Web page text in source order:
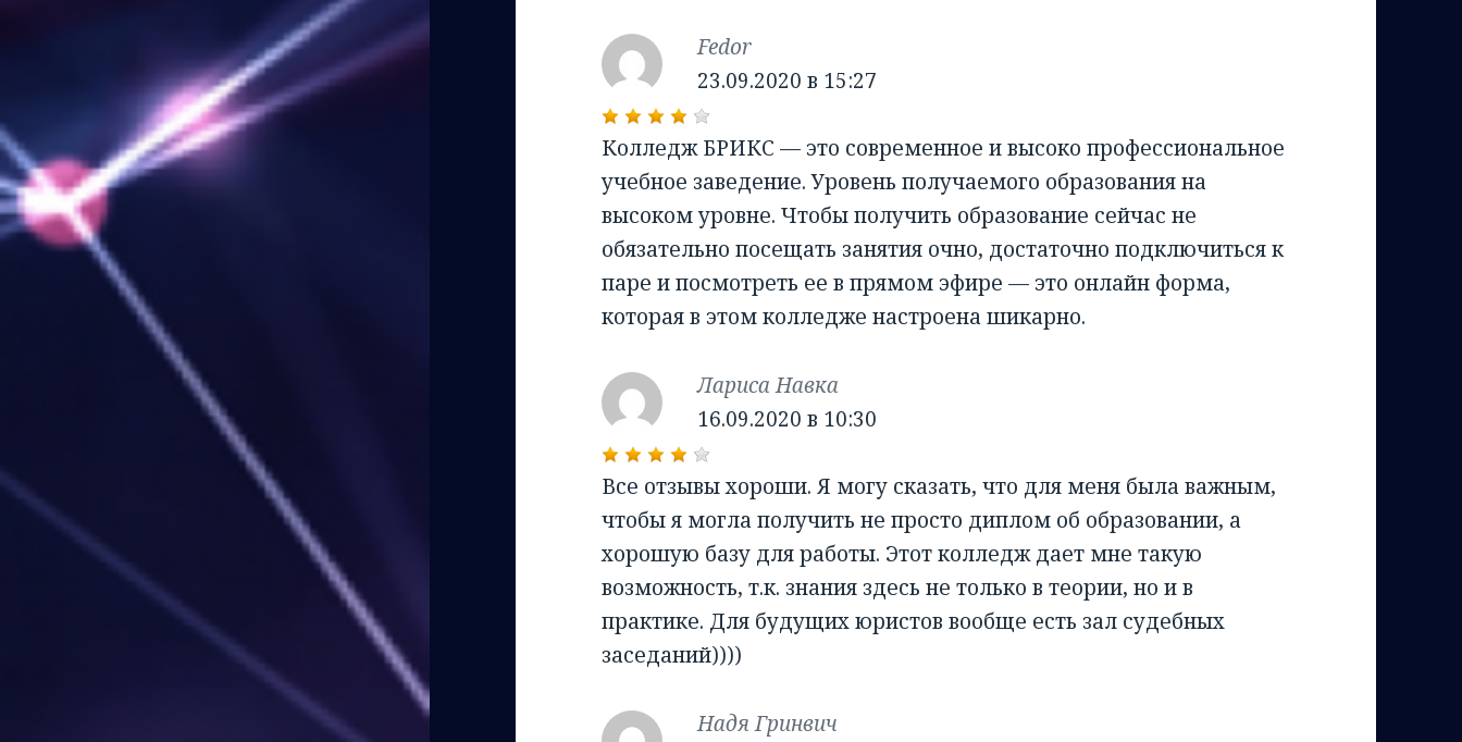
Fedor
23.09.2020 в 15:27
Колледж БРИКС — это современное и высоко профессиональное
учебное заведение. Уровень получаемого образования на
высоком уровне. Чтобы получить образование сейчас не
обязательно посещать занятия очно, достаточно подключиться к
паре и посмотреть ее в прямом эфире — это онлайн форма,
которая в этом колледже настроена шикарно.
Лариса Навка
16.09.2020 в 10:30
Все отзывы хороши. Я могу сказать, что для меня была важным,
чтобы я могла получить не просто диплом об образовании, а
хорошую базу для работы. Этот колледж дает мне такую
возможность, т.к. знания здесь не только в теории, но и в
практике. Для будущих юристов вообще есть зал судебных
заседаний))))
Надя Гринвич